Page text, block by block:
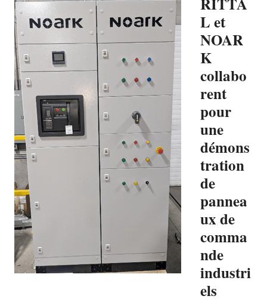
L et
NOAR
K
collabo
rent
pour
une
démons
tration
de
pannea
ux de
comma
nde
industri
els